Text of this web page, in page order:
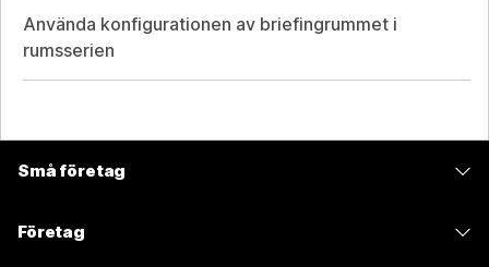
Använda konfigurationen av briefingrummet i
rumsserien
Små företag
Företag